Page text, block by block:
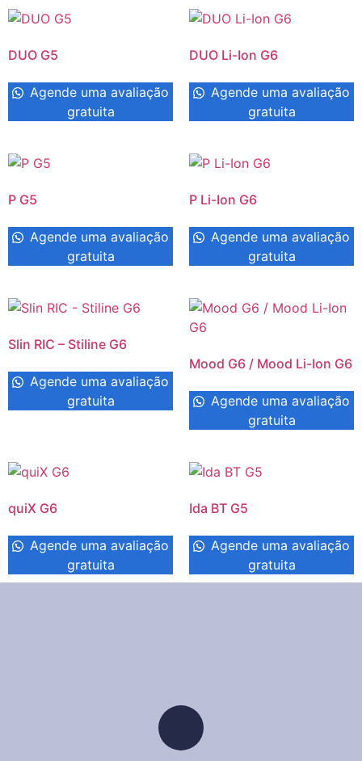
DUO G5
Agende uma avaliação
gratuita
DUO Li-Ion G6
Agende uma avaliação
gratuita
P G5
Agende uma avaliação
gratuita
P Li-Ion G6
Agende uma avaliação
gratuita
Slin RIC – Stiline G6
Agende uma avaliação
gratuita
Mood G6 / Mood Li-Ion G6
Agende uma avaliação
gratuita
quiX G6
Agende uma avaliação
gratuita
Ida BT G5
Agende uma avaliação
gratuita